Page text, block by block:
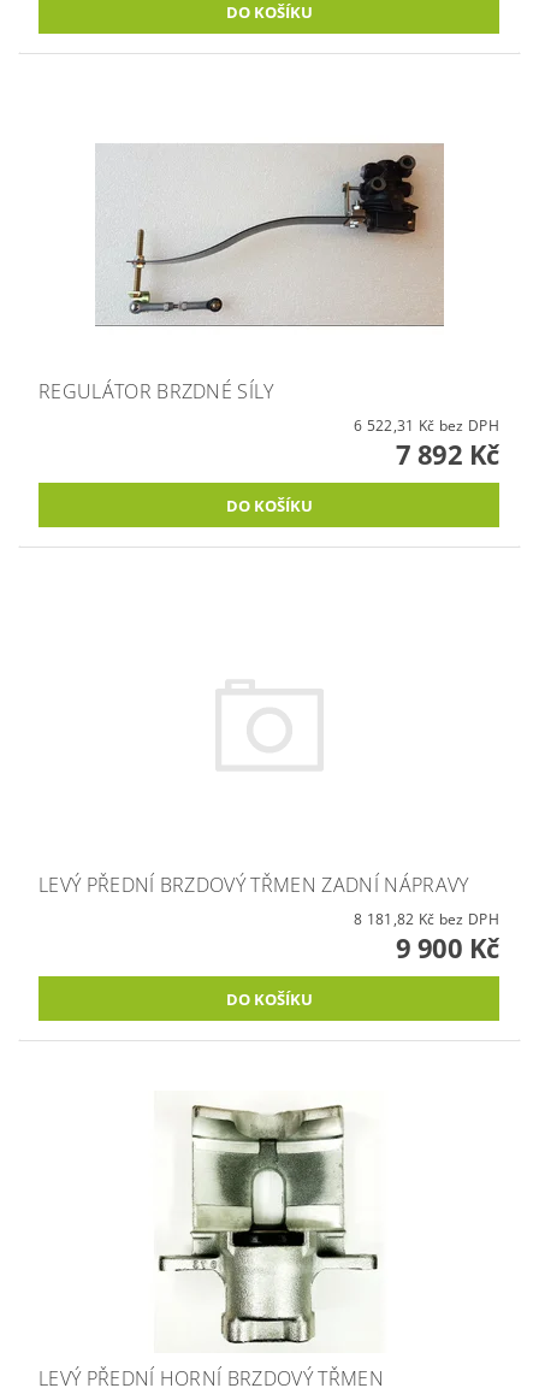
REGULÁTOR BRZDNÉ SÍLY
6 522,31 Kč bez DPH
7 892 Kč
LEVÝ PŘEDNÍ BRZDOVÝ TŘMEN ZADNÍ NÁPRAVY
8 181,82 Kč bez DPH
9 900 Kč
LEVÝ PŘEDNÍ HORNÍ BRZDOVÝ TŘMEN